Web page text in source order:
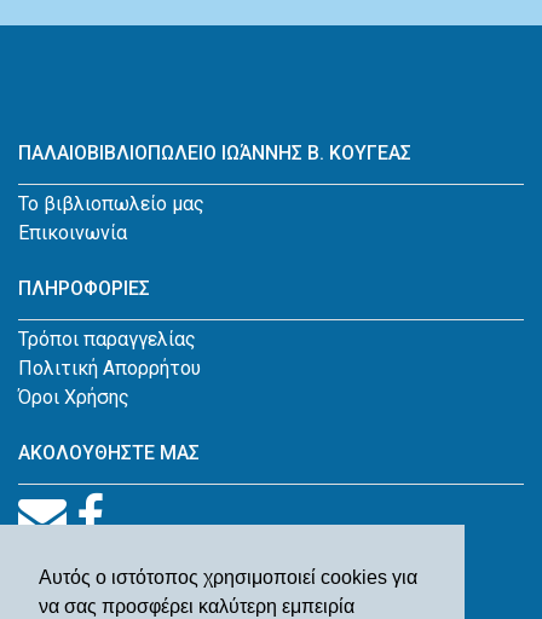
Αυτός ο ιστότοπος χρησιμοποιεί cookies για
να σας προσφέρει καλύτερη εμπειρία
ΠΑΛΑΙΟΒΙΒΛΙΟΠΩΛΕΙΟ ΙΩΆΝΝΗΣ Β. ΚΟΥΓΕΑΣ
Το βιβλιοπωλείο μας
Επικοινωνία
ΠΛΗΡΟΦΟΡΙΕΣ
Τρόποι παραγγελίας
Πολιτική Απορρήτου
Όροι Χρήσης
ΑΚΟΛΟΥΘΗΣΤΕ ΜΑΣ